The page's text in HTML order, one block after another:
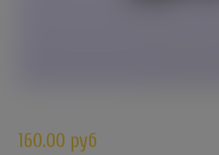
160.00 руб